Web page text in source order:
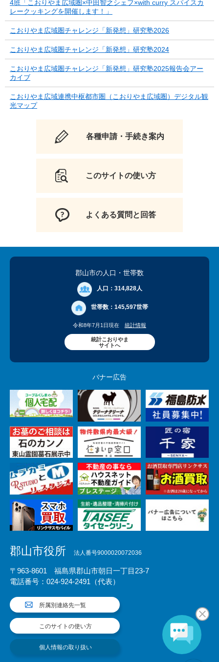
4班「こおりやま広域圏×中田智之シェフ×with curry スパイスカ
レークッキングを開催します！」
こおりやま広域圏チャレンジ「新発想」研究塾2026
こおりやま広域圏チャレンジ「新発想」研究塾2024
こおりやま広域圏チャレンジ「新発想」研究塾2025報告会アー
カイブ
こおりやま広域連携中枢都市圏（こおりやま広域圏）デジタル観
光マップ
各種申請・手続き案内
このサイトの使い方
よくある質問と回答
郡山市の人口 ・世帯数
人口： 314,828人
世帯数： 145,597世帯
令和8年7月1日現在 統計情報
統計こおりやま
サイトへ
バナー広告
郡山市役所 法人番号9000020072036
〒963-8601 福島県郡山市朝日一丁目23-7
電話番号：024-924-2491（代表）
所属別連絡先一覧
このサイトの使い方
個人情報の取り扱い